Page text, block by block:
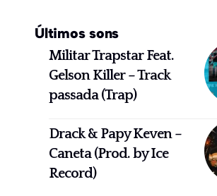
Últimos sons
Militar Trapstar Feat.
Gelson Killer – Track
passada (Trap)
Drack & Papy Keven –
Caneta (Prod. by Ice
Record)